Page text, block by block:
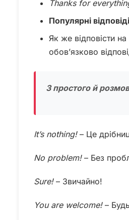
Thanks for
Популярні
Як же відповісти
обов’язково
З простого й
It’s nothing!– Це
No problem!– Без
Sure!– Звичайно!
You are welcome!–